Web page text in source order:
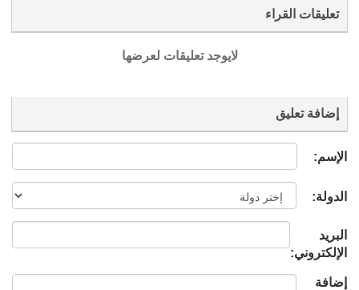
تعليقات القراء
لايوجد تعليقات لعرضها
إضافة تعليق
الإسم:
الدولة:
البريد
الإلكتروني:
إضافة